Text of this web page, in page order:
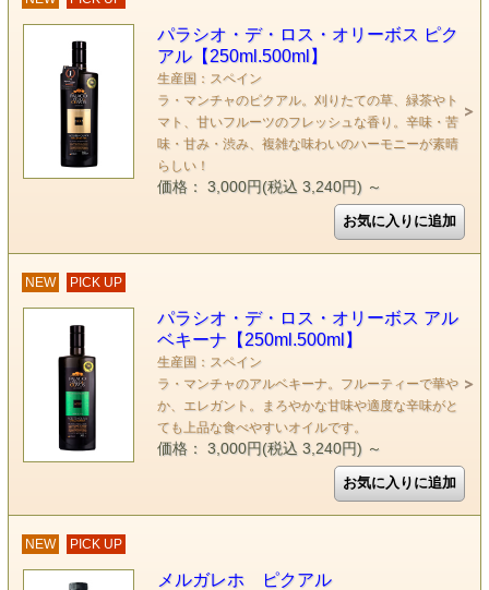
パラシオ・デ・ロス・オリーボス ピク
アル【250ml.500ml】
生産国：スペイン
ラ・マンチャのピクアル。刈りたての草、緑茶やト
マト、甘いフルーツのフレッシュな香り。辛味・苦
味・甘み・渋み、複雑な味わいのハーモニーが素晴
らしい！
価格： 3,000円(税込 3,240円) ～
NEW PICK UP
パラシオ・デ・ロス・オリーボス アル
ベキーナ【250ml.500ml】
生産国：スペイン
ラ・マンチャのアルベキーナ。フルーティーで華や
か、エレガント。まろやかな甘味や適度な辛味がと
ても上品な食べやすいオイルです。
価格： 3,000円(税込 3,240円) ～
NEW PICK UP
メルガレホ ピクアル